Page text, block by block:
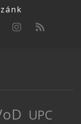
UPC